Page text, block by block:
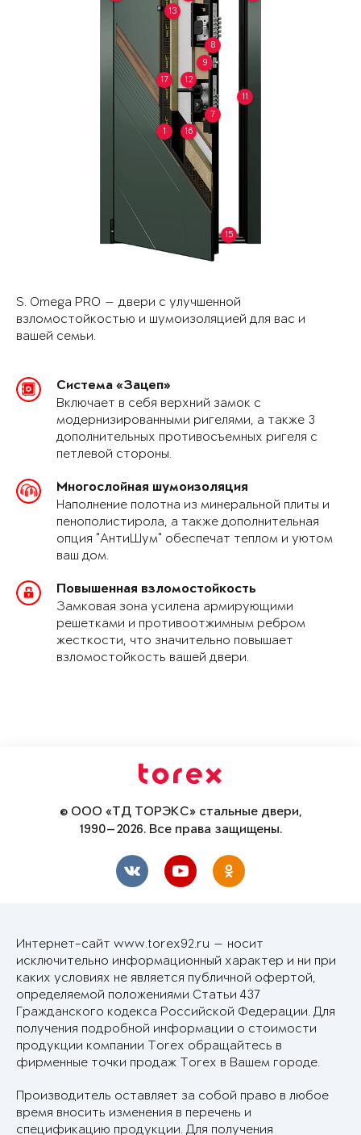
1
7
8
9
11
12
13
15
16
17
S. Omega PRO — двери с улучшенной
взломостойкостью и шумоизоляцией для вас и
вашей семьи.
Система «Зацеп»
Включает в себя верхний замок с
модернизированными ригелями, а также 3
дополнительных противосъемных ригеля с
петлевой стороны.
Многослойная шумоизоляция
Наполнение полотна из минеральной плиты и
пенополистирола, а также дополнительная
опция "АнтиШум" обеспечат теплом и уютом
ваш дом.
Повышенная взломостойкость
Замковая зона усилена армирующими
решетками и противоотжимным ребром
жесткости, что значительно повышает
взломостойкость вашей двери.
© ООО «ТД ТОРЭКС» стальные двери,
1990—2026. Все права защищены.
Интернет-сайт www.torex92.ru — носит
исключительно информационный характер и ни при
каких условиях не является публичной офертой,
определяемой положениями Статьи 437
Гражданского кодекса Российской Федерации. Для
получения подробной информации о стоимости
продукции компании Torex обращайтесь в
фирменные точки продаж Torex в Вашем городе.
Производитель оставляет за собой право в любое
время вносить изменения в перечень и
спецификацию продукции. Для получения